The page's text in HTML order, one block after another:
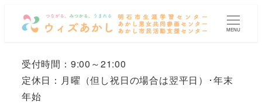
MENU
受付時間：9:00～21:00
定休日：月曜 （但し祝日の場合は翌平日）
･年末
年始